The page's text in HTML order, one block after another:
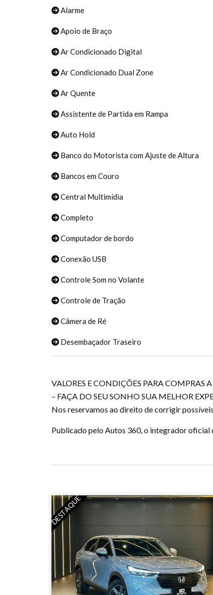
Alarme
Apoio de Braço
Ar Condicionado Digital
Ar Condicionado Dual Zone
Ar Quente
Assistente de Partida em Rampa
Auto Hold
Banco do Motorista com Ajuste de Altura
Bancos em Couro
Central Multimídia
Completo
Computador de bordo
Conexão USB
Controle Som no Volante
Controle de Tração
Câmera de Ré
Desembaçador Traseiro
VALORES E CONDIÇÕES PARA COMPRAS
– FAÇA DO SEU SONHO SUA MELHOR
Nos reservamos ao direito de corrigir
Publicado pelo Autos 360, o integrador oficial
DESTAQUE